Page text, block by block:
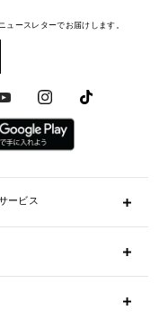
物
他
ー
グ
ム
トケース
・名刺入れ
ー
ースレターでお届けします。
ービス
もらえますか？
すが？